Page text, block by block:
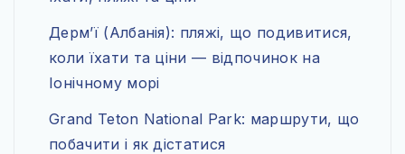
Дерм’ї (Албанія): пляжі, що подивитися,
коли їхати та ціни — відпочинок на
Іонічному морі
Grand Teton National Park: маршрути, що
побачити і як дістатися